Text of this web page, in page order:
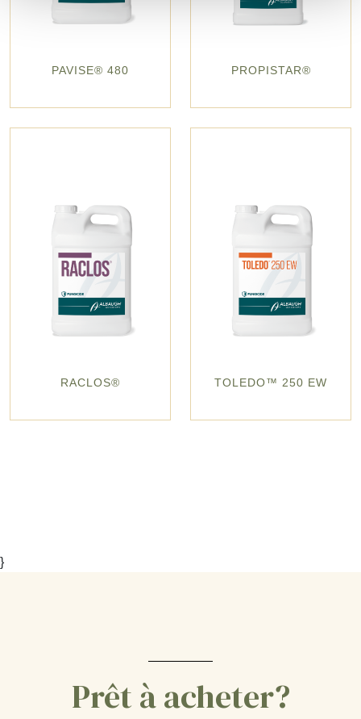
PAVISE® 480 PROPISTAR®
RACLOS® TOLEDO™ 250 EW
}
Prêt à acheter?